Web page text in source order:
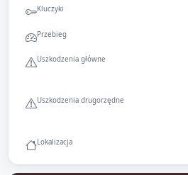
Kluczyki
Przebieg
Uszkodzenia główne
Uszkodzenia drugorzędne
Lokalizacja